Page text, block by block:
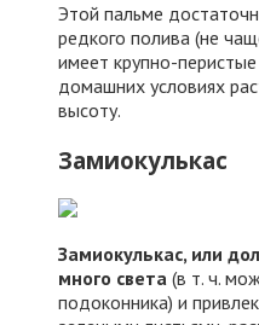
Этой пальме
редкого полива (не
имеет крупно-
домашних условиях
высоту.
Замиокулькас
Замиокулькас, или
много света (в т. ч.
подоконника) и